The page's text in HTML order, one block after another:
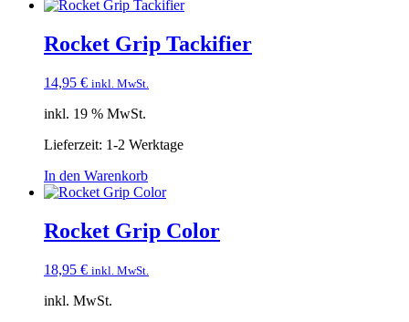
Rocket Grip Tackifier
14,95 € inkl. MwSt.
inkl. 19 % MwSt.
Lieferzeit: 1-2 Werktage
In den Warenkorb
Rocket Grip Color
18,95 € inkl. MwSt.
inkl. MwSt.